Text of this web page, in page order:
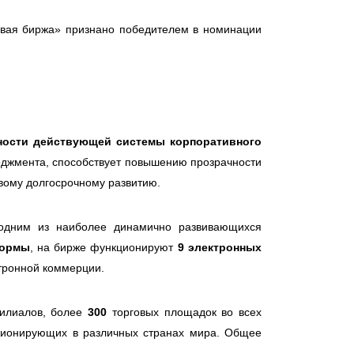
биржа» признано победителем в номинации
действующей системы корпоративного
способствует повышению прозрачности
долгосрочному развитию.
из наиболее динамично развивающихся
, на бирже функционируют 9 электронных
коммерции.
более 300 торговых площадок во всех
в различных странах мира. Общее